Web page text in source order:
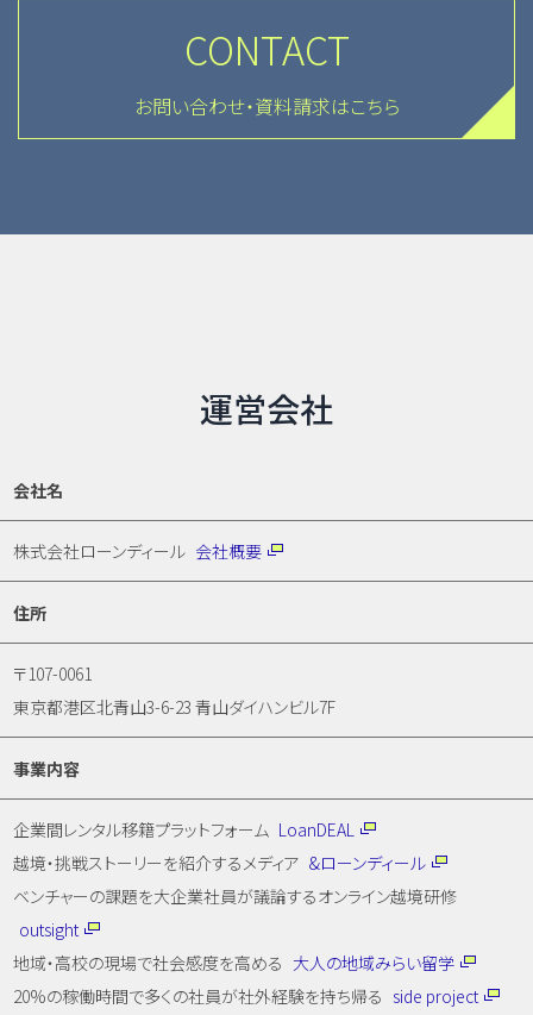
CONTACT
お問い合わせ・資料請求はこちら
運営会社
会社名
株式会社ローンディール 会社概要
住所
〒107-0061
東京都港区北青山3-6-23 青山ダイハンビル7F
事業内容
企業間レンタル移籍プラットフォーム LoanDEAL
越境・挑戦ストーリーを紹介するメディア &ローンディール
ベンチャーの課題を大企業社員が議論するオンライン越境研修
outsight
地域・高校の現場で社会感度を高める 大人の地域みらい留学
20%の稼働時間で多くの社員が社外経験を持ち帰る side project